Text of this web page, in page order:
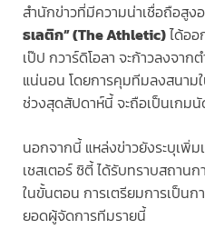
สำนักข่าวที่มีความน่าเชื่อถือสูง
ธเลติก” (The Athletic)ได้อ
เป๊ป กวาร์ดิโอลา จะก้าวลงจา
แน่นอน โดยการคุมทีมลงสนา
ช่วงสุดสัปดาห์นี้ จะถือเป็นเกม
นอกจากนี้ แหล่งข่าวยังระบุเพิ่
เชสเตอร์ ซิตี้ ได้รับทราบสถาน
ในขั้นตอน การเตรียมการเป็นก
ยอดผู้จัดการทีมรายนี้